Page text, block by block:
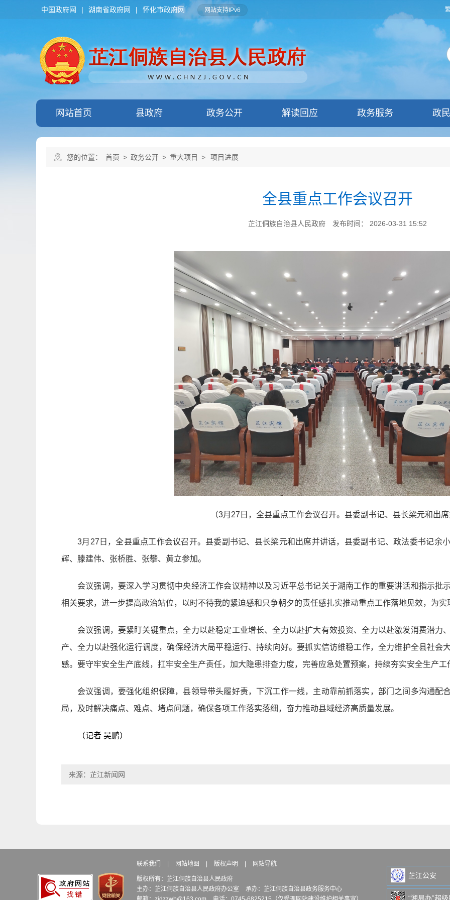
中国政府网 | 湖南省政府网 | 怀化市政府网 网站支持IPv6
网站首页 县政府 政务公开 解读回应 政务服务 政
您的位置： 首页 > 政务公开 > 重大项目 > 项目进展
全县重点工作会议召开
芷江侗族自治县人民政府 发布时间： 2026-03-31 15:52
（3月27日，全县重点工作会议召开。县委副书记、县长梁元和出
3月27日，全县重点工作会议召开。县委副书记、县长梁元和出席并讲话，县委副书记、政法委书记余
辉、滕建伟、张桥胜、张攀、⻩⽴参加。
会议强调，要深入学习贯彻中央经济工作会议精神以及习近平总书记关于湖南工作的重要讲话和指示批
相关要求，进一步提高政治站位，以时不待我的紧迫感和只争朝夕的责任感扎实推动重点工作落地见效，为实
会议强调，要紧盯关键重点，全力以赴稳定工业增长、全力以赴扩大有效投资、全力以赴激发消费潜力
产、全力以赴强化运行调度，确保经济大局平稳运行、持续向好。要抓实信访维稳工作，全力维护全县社会
感。要守牢安全生产底线，扛牢安全生产责任，加大隐患排查力度，完善应急处置预案，持续夯实安全生产工
会议强调，要强化组织保障，县领导带头履好责，下沉工作一线，主动靠前抓落实，部门之间多沟通配
局，及时解决痛点、难点、堵点问题，确保各项工作落实落细，奋力推动县域经济高质量发展。
（记者 吴鹏）
来源：芷江新闻网
联系我们 | 网站地图 | 版权声明 | 网站导航
版权所有：芷江侗族自治县人民政府
主办：芷江侗族自治县人民政府办公室
承办：芷江侗族自治县政务服务中心
芷江公安
“湘易办”超